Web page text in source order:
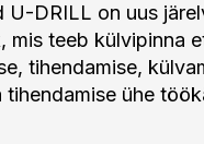
U-DRILL on uus
mis teeb külvipinna
tihendamise,
tihendamise ühe